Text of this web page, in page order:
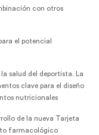
con otros
el potencial
salud del deportista. La
clave para el diseño
nutricionales
de la nueva Tarjeta
farmacológico